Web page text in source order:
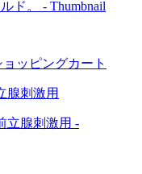
ョッピングカート
腺刺激用